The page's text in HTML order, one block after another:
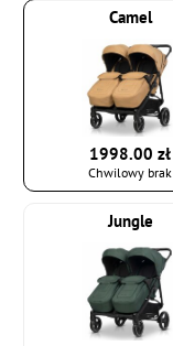
Camel
1998.00 zł
Chwilowy brak
Jungle